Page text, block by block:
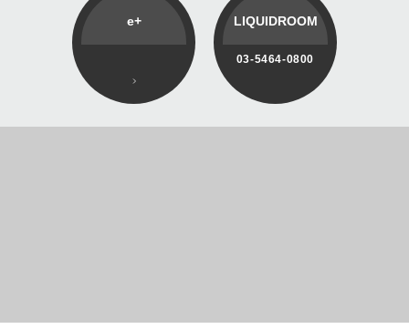
e+ LIQUIDROOM
03-5464-0800